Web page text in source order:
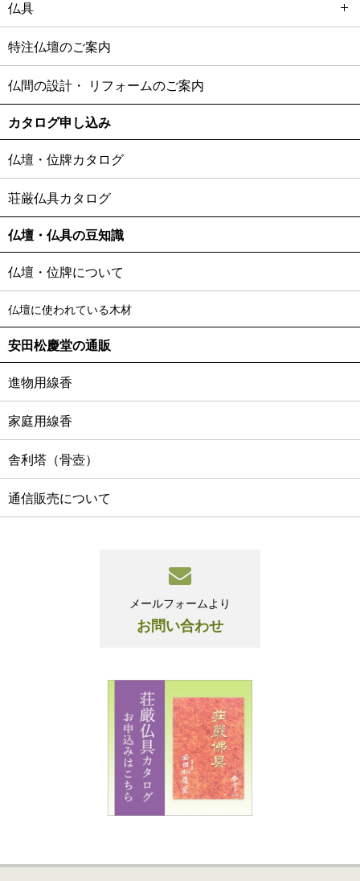
仏具
特注仏壇のご案内
仏間の設計・ リフォームのご案内
カタログ申し込み
仏壇・位牌カタログ
荘厳仏具カタログ
仏壇・仏具の豆知識
仏壇・位牌について
仏壇に使われている木材
安田松慶堂の通販
進物用線香
家庭用線香
舎利塔（骨壺）
通信販売について
メールフォームより
お問い合わせ